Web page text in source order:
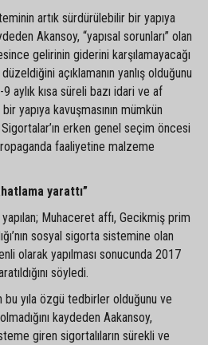
artık sürdürülebilir bir yapıya
Akansoy, “yapısal sorunları” olan
gelirinin giderini karşılamayacağı
açıklamanın yanlış olduğunu
aylık kısa süreli bazı idari ve af
yapıya kavuşmasının mümkün
erken genel seçim öncesi
faaliyetine malzeme
yarattı”
Muhaceret affı, Gecikmiş prim
sosyal sigorta sistemine olan
olarak yapılması sonucunda 2017
söyledi.
yıla özgü tedbirler olduğunu ve
kaydeden Aakansoy,
giren sigortalıların sürekli ve